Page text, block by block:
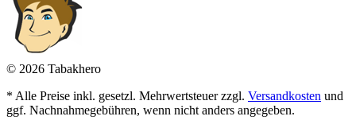
© 2026 Tabakhero
* Alle Preise inkl. gesetzl. Mehrwertsteuer zzgl. Versandkosten und
ggf. Nachnahmegebühren, wenn nicht anders angegeben.